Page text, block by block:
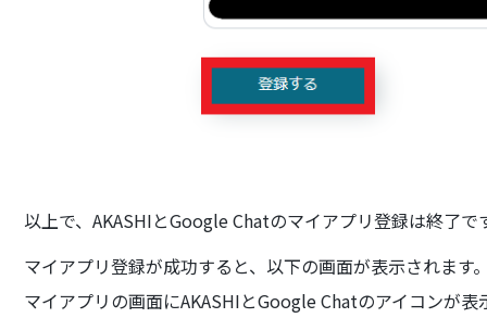
以上で、AKASHIとGoogle Chatのマイアプリ登録は終了で
マイアプリ登録が成功すると、以下の画面が表示されます
マイアプリの画面にAKASHIとGoogle Chatのアイコンが